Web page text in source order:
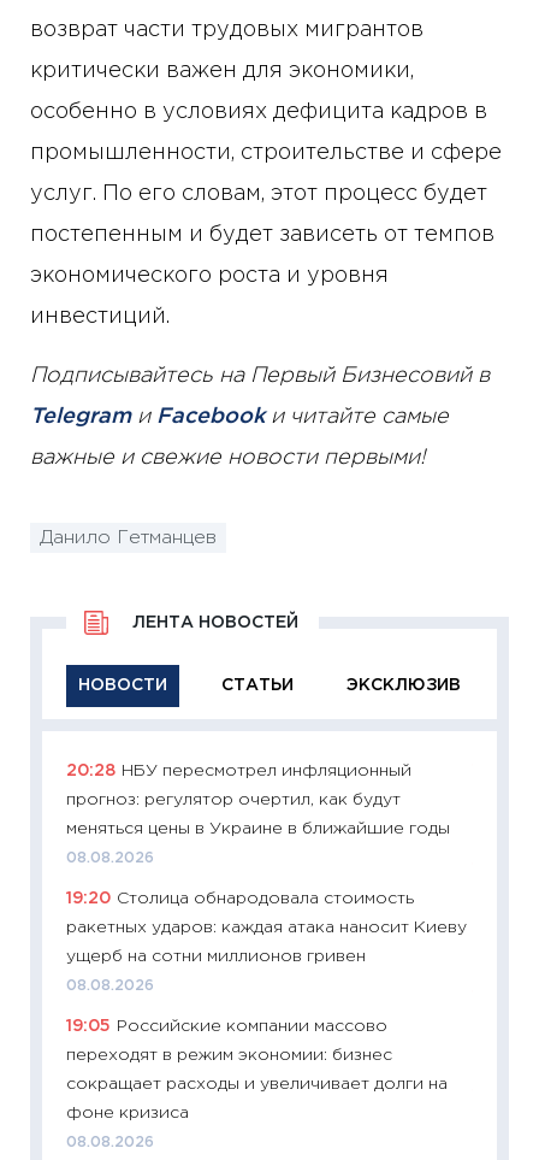
возврат части трудовых мигрантов
критически важен для экономики,
особенно в условиях дефицита кадров в
промышленности, строительстве и сфере
услуг. По его словам, этот процесс будет
постепенным и будет зависеть от темпов
экономического роста и уровня
инвестиций.
Подписывайтесь на Первый Бизнесовий в
Telegramи Facebookи читайте самые
важные и свежие новости первыми!
Данило Гетманцев
НОВОСТИ СТАТЬИ ЭКСКЛЮЗИВ
ЛЕНТА НОВОСТЕЙ
20:28 НБУ пересмотрел инфляционный
прогноз: регулятор очертил, как будут
меняться цены в Украине в ближайшие годы
08.08.2026
19:20 Столица обнародовала стоимость
ракетных ударов: каждая атака наносит Киеву
ущерб на сотни миллионов гривен
08.08.2026
19:05
Российские компании массово
переходят в режим экономии: бизнес
сокращает расходы и увеличивает долги на
фоне кризиса
08.08.2026